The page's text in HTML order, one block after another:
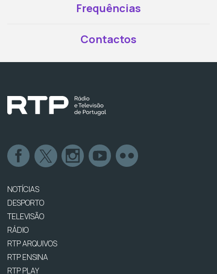
Frequências
Contactos
NOTÍCIAS
DESPORTO
TELEVISÃO
RÁDIO
RTP ARQUIVOS
RTP ENSINA
RTP PLAY